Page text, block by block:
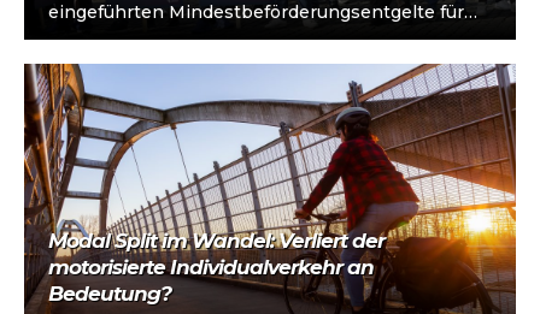
eingeführten Mindestbeförderungsentgelte für
Mietwagen in einem Eilverfahren beanstandet.
Neben formalen Fragen äußerte…
Modal Split im Wandel: Verliert der
motorisierte Individualverkehr an
Bedeutung?